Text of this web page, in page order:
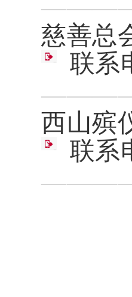
慈善总
联系
西山殡
联系